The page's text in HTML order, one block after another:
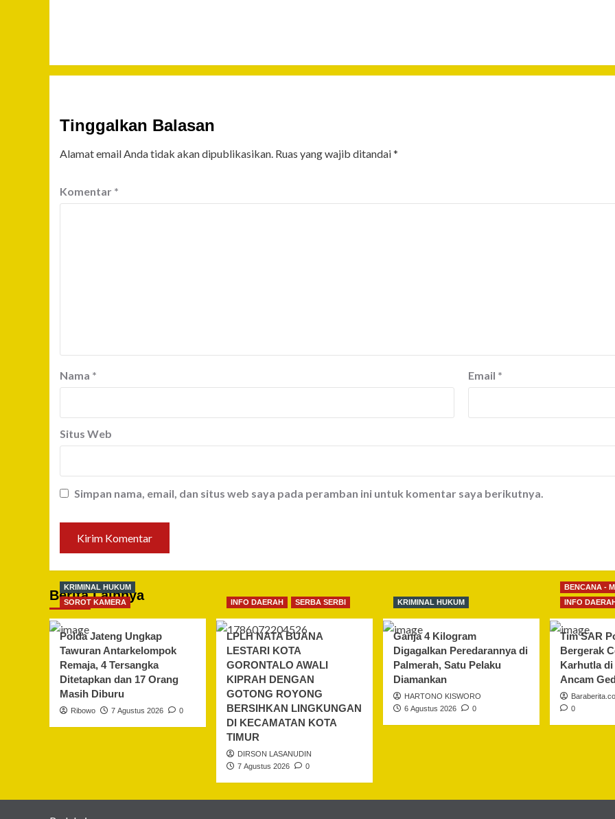
Tinggalkan Balasan
Alamat email Anda tidak akan dipublikasikan. Ruas yang wajib ditandai*
Komentar *
Nama * Email *
Situs Web
Simpan nama, email, dan situs web saya pada peramban ini untuk komentar saya berikutnya.
Berita Lainnya
KRIMINAL HUKUM
SOROT KAMERA
Polda Jateng Ungkap
Tawuran Antarkelompok
Remaja, 4 Tersangka
Ditetapkan dan 17 Orang
Masih Diburu
Ribowo 7 Agustus 2026 0
INFO DAERAH SERBA SERBI
LPLH NATA BUANA
LESTARI KOTA
GORONTALO AWALI
KIPRAH DENGAN
GOTONG ROYONG
BERSIHKAN LINGKUNGAN
DI KECAMATAN KOTA
TIMUR
DIRSON LASANUDIN
7 Agustus 2026
0
KRIMINAL HUKUM
Ganja 4 Kilogram
Digagalkan Peredarannya di
Palmerah, Satu Pelaku
Diamankan
HARTONO KISWORO
6 Agustus 2026
0
BENCANA -
INFO DAERAH
Tim SAR
Bergerak
Karhutla
Ancam
0